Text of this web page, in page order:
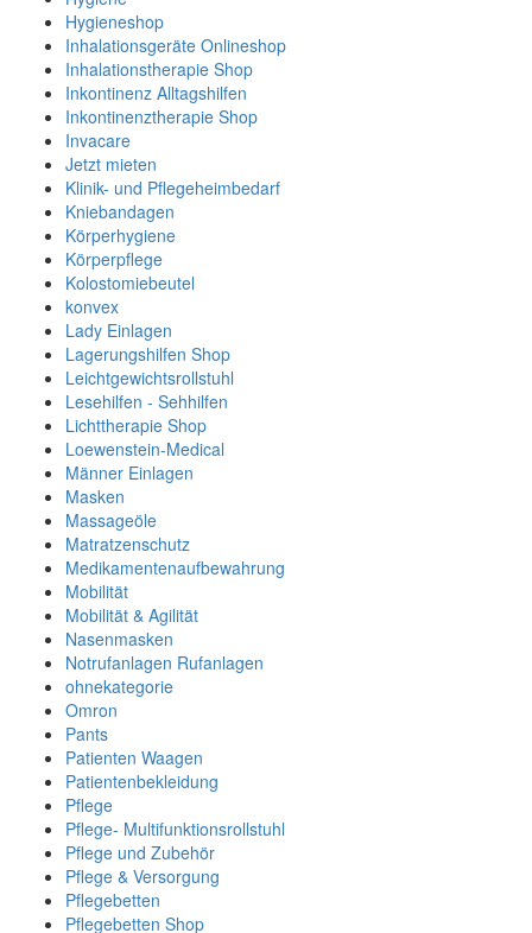
Hygieneshop
Inhalationsgeräte Onlineshop
Inhalationstherapie Shop
Inkontinenz Alltagshilfen
Inkontinenztherapie Shop
Invacare
Jetzt mieten
Klinik- und Pflegeheimbedarf
Kniebandagen
Körperhygiene
Körperpflege
Kolostomiebeutel
konvex
Lady Einlagen
Lagerungshilfen Shop
Leichtgewichtsrollstuhl
Lesehilfen - Sehhilfen
Lichttherapie Shop
Loewenstein-Medical
Männer Einlagen
Masken
Massageöle
Matratzenschutz
Medikamentenaufbewahrung
Mobilität
Mobilität & Agilität
Nasenmasken
Notrufanlagen Rufanlagen
ohnekategorie
Omron
Pants
Patienten Waagen
Patientenbekleidung
Pflege
Pflege- Multifunktionsrollstuhl
Pflege und Zubehör
Pflege & Versorgung
Pflegebetten
Pflegebetten Shop